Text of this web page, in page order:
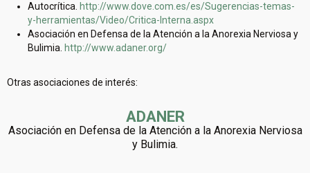
Autocrítica. http://www.dove.com.es/es/Sugerencias-temas-
y-herramientas/Video/Critica-Interna.aspx
Asociación en Defensa de la Atención a la Anorexia Nerviosa y
Bulimia. http://www.adaner.org/
Otras asociaciones de interés:
ADANER
Asociación en Defensa de la Atención a la Anorexia Nerviosa
y Bulimia.